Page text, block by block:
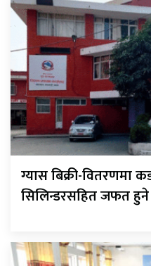
ग्यास बिक्री-वितरणमा
सिलिन्डरसहित जफत हुने